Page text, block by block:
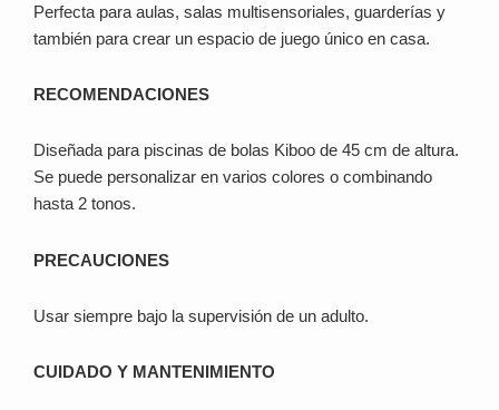
Perfecta para aulas, salas multisensoriales, guarderías y
también para crear un espacio de juego único en casa.
RECOMENDACIONES
Diseñada para piscinas de bolas Kiboo de 45 cm de altura.
Se puede personalizar en varios colores o combinando
hasta 2 tonos.
PRECAUCIONES
Usar siempre bajo la supervisión de un adulto.
CUIDADO Y MANTENIMIENTO